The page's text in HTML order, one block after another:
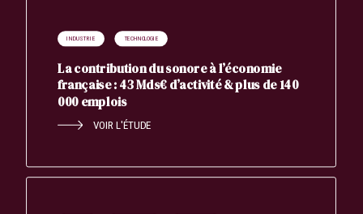
INDUSTRIE TECHNOLOGIE
La contribution du sonore à l’économie
française : 43 Mds€ d’activité & plus de 140
000 emplois
VOIR L'ÉTUDE